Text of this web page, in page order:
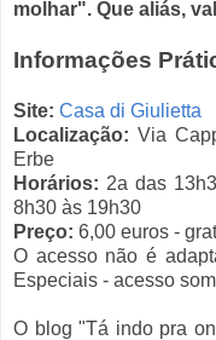
molhar". Que aliás,
Informações
Site: Casa di Giulietta
Localização: Via
Erbe
Horários: 2a das
8h30 às 19h30
Preço: 6,00 euros -
O acesso não é
Especiais - acesso
O blog "Tá indo pra